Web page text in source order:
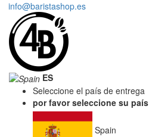
info@baristashop.es
ES
Seleccione el país de entrega
por favor seleccione su país
Spain